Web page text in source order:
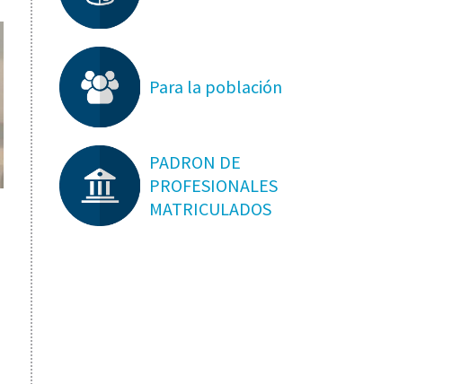
Para la población
PADRON DE
PROFESIONALES
MATRICULADOS